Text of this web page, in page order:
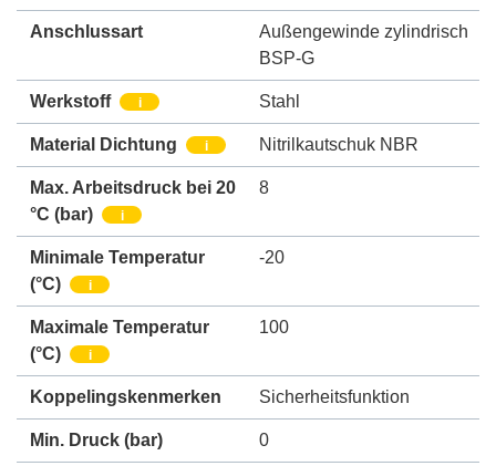
Anschlussart
Außengewinde zylindrisch
BSP-G
Werkstoff i Stahl
Material Dichtung i Nitrilkautschuk NBR
Max. Arbeitsdruck bei 20
°C (bar)
i
8
Minimale Temperatur
(°C)
i
-20
Maximale Temperatur
(°C)
i
100
Koppelingskenmerken Sicherheitsfunktion
Min. Druck (bar) 0